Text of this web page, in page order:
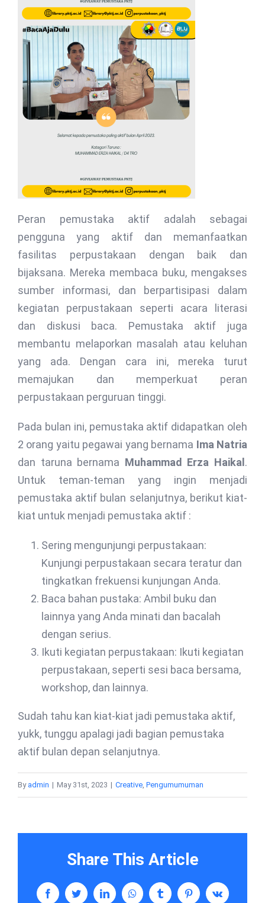
Peran pemustaka aktif adalah sebagai
pengguna yang aktif dan memanfaatkan
fasilitas perpustakaan dengan baik dan
bijaksana. Mereka membaca buku, mengakses
sumber informasi, dan berpartisipasi dalam
kegiatan perpustakaan seperti acara literasi
dan diskusi baca. Pemustaka aktif juga
membantu melaporkan masalah atau keluhan
yang ada. Dengan cara ini, mereka turut
memajukan dan memperkuat peran
perpustakaan perguruan tinggi.
Pada bulan ini, pemustaka aktif didapatkan oleh
2 orang yaitu pegawai yang bernama Ima Natria
dan taruna bernama Muhammad Erza Haikal.
Untuk teman-teman yang ingin menjadi
pemustaka aktif bulan selanjutnya, berikut kiat-
kiat untuk menjadi pemustaka aktif :
Sering mengunjungi perpustakaan:
Kunjungi perpustakaan secara teratur dan
tingkatkan frekuensi kunjungan Anda.
Baca bahan pustaka: Ambil buku dan
lainnya yang Anda minati dan bacalah
dengan serius.
Ikuti kegiatan perpustakaan: Ikuti kegiatan
perpustakaan, seperti sesi baca bersama,
workshop, dan lainnya.
Sudah tahu kan kiat-kiat jadi pemustaka aktif,
yukk, tunggu apalagi jadi bagian pemustaka
aktif bulan depan selanjutnya.
By admin | May 31st, 2023 | Creative Pengumumuman
Share This Article
FacebookTwitterLinkedInWhatsAppTumblrPinterestVk